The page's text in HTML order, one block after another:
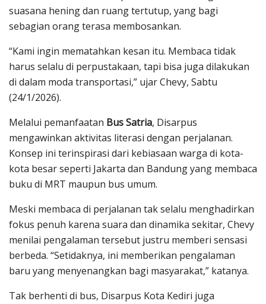
suasana hening dan ruang tertutup, yang bagi
sebagian orang terasa membosankan.
“Kami ingin mematahkan kesan itu. Membaca tidak
harus selalu di perpustakaan, tapi bisa juga dilakukan
di dalam moda transportasi,” ujar Chevy, Sabtu
(24/1/2026).
Melalui pemanfaatan Bus Satria, Disarpus
mengawinkan aktivitas literasi dengan perjalanan.
Konsep ini terinspirasi dari kebiasaan warga di kota-
kota besar seperti Jakarta dan Bandung yang membaca
buku di MRT maupun bus umum.
Meski membaca di perjalanan tak selalu menghadirkan
fokus penuh karena suara dan dinamika sekitar, Chevy
menilai pengalaman tersebut justru memberi sensasi
berbeda. “Setidaknya, ini memberikan pengalaman
baru yang menyenangkan bagi masyarakat,” katanya.
Tak berhenti di bus, Disarpus Kota Kediri juga